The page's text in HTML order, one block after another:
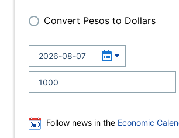
Convert Pesos to Dollars
Follow news in the Economic